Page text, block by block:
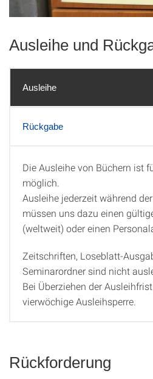
Ausleihe und
Ausleihe
Rückgabe
Ausleihe
Die Ausleihe von Büchern ist
möglich.
Ausleihe jederzeit während
müssen uns dazu einen
(weltweit) oder einen
Zeitschriften, Loseblatt-
Seminarordner sind nicht
Bei Überziehen der
vierwöchige Ausleihsperre.
Rückforderung